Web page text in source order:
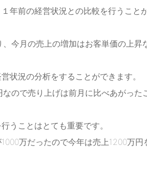
年前の経営状況との比較を行うこと
今月の売上の増加はお客単価の上昇
状況の分析をすることができます。
ので売り上げは前月に比べあがった
うことはとても重要です。
万だったので今年は売上1200万円